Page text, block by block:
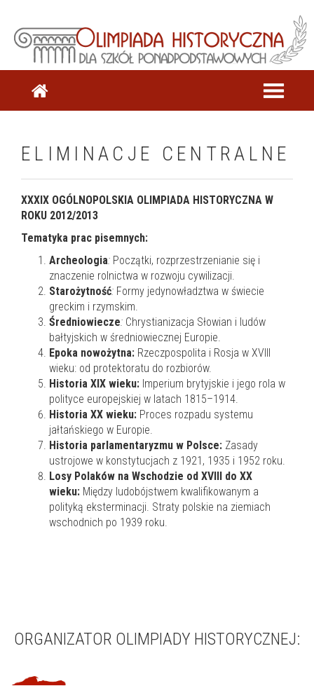
ELIMINACJE CENTRALNE
XXXIX OGÓLNOPOLSKIA OLIMPIADA HISTORYCZNA W
ROKU 2012/2013
Tematyka prac pisemnych:
Archeologia: Początki, rozprzestrzenianie się i
znaczenie rolnictwa w rozwoju cywilizacji.
Starożytność: Formy jedynowładztwa w świecie
greckim i rzymskim.
Średniowiecze: Chrystianizacja Słowian i ludów
bałtyjskich w średniowiecznej Europie.
Epoka nowożytna: Rzeczpospolita i Rosja w XVIII
wieku: od protektoratu do rozbiorów.
Historia XIX wieku: Imperium brytyjskie i jego rola w
polityce europejskiej w latach 1815–1914.
Historia XX wieku: Proces rozpadu systemu
jałtańskiego w Europie.
Historia parlamentaryzmu w Polsce: Zasady
ustrojowe w konstytucjach z 1921, 1935 i 1952 roku.
Losy Polaków na Wschodzie od XVIII do XX
wieku: Między ludobójstwem kwalifikowanym a
polityką eksterminacji. Straty polskie na ziemiach
wschodnich po 1939 roku.
ORGANIZATOR OLIMPIADY HISTORYCZNEJ: